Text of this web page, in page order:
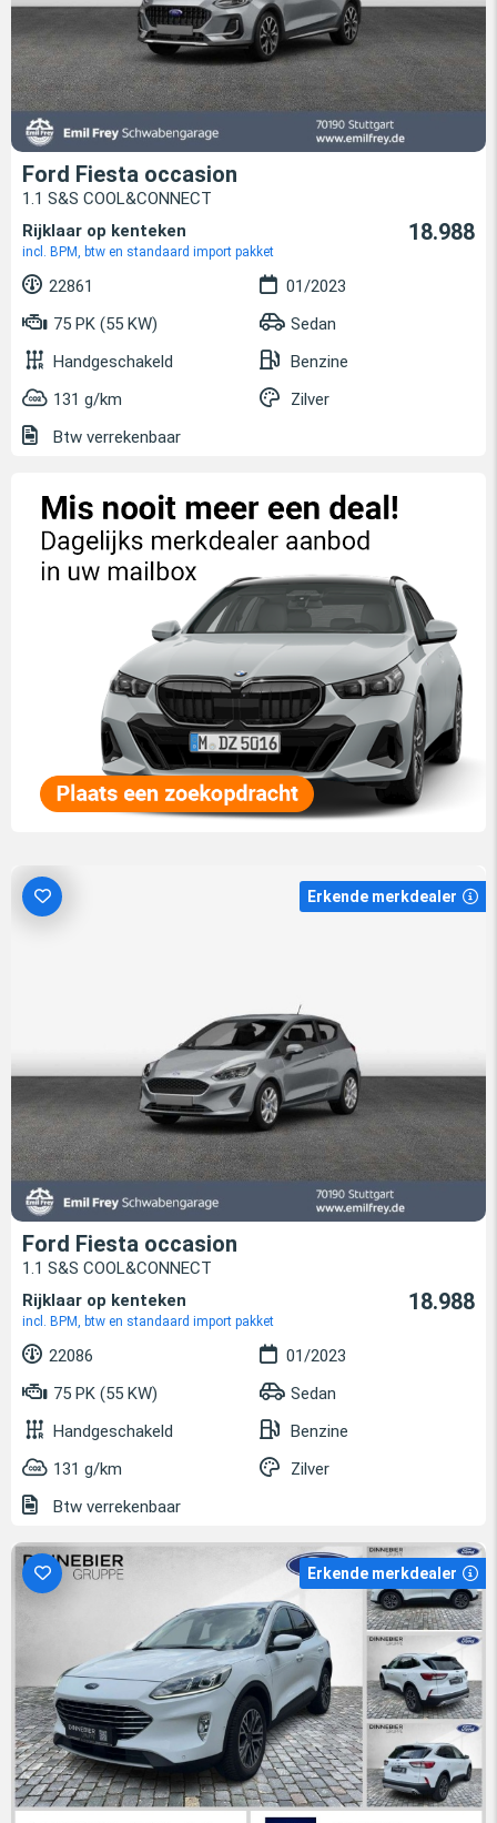
Ford Fiesta occasion
1.1 S&S COOL&CONNECT
Rijklaar op kenteken
incl. BPM, btw en standaard import pakket
18.988
22861
01/2023
75 PK (55 KW)
Sedan
Handgeschakeld
Benzine
131 g/km
Zilver
Btw verrekenbaar
Erkende merkdealer
Ford Fiesta occasion
1.1 S&S COOL&CONNECT
Rijklaar op kenteken
incl. BPM, btw en standaard import pakket
18.988
22086
01/2023
75 PK (55 KW)
Sedan
Handgeschakeld
Benzine
131 g/km
Zilver
Btw verrekenbaar
Erkende merkdealer